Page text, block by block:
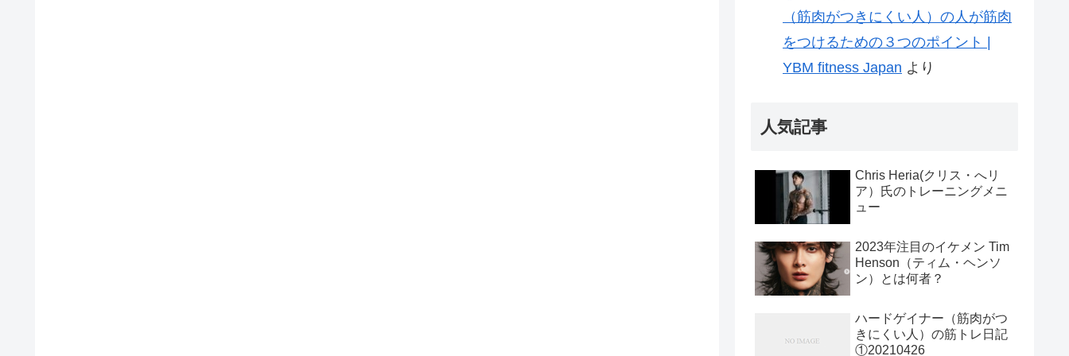
（筋肉がつきにくい人）の人が筋肉
をつけるための３つのポイント |
YBM fitness Japan より
人気記事
Chris Heria(クリス・へリ
ア）氏のトレーニングメニ
ュー
2023年注目のイケメン Tim
Henson（ティム・ヘンソ
ン）とは何者？
ハードゲイナー（筋肉がつ
きにくい人）の筋トレ日記
①20210426